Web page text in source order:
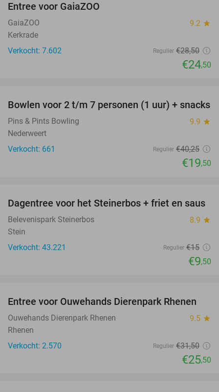
Entree voor GaiaZOO
GaiaZOO 9.2 star
Kerkrade
Verkocht: 7.602
Regulier €28,50
€24,50
52%
Bowlen voor 2 t/m 7 personen (1 uur) + snacks
Pins & Pints Bowling 9.9 star
Nederweert
Verkocht: 661
Regulier €40,25
€19,50
37%
Dagentree voor het Steinerbos + friet en saus
Belevenispark Steinerbos 8.9 star
Stein
Verkocht: 43.221
Regulier €15
€9,50
19%
Entree voor Ouwehands Dierenpark Rhenen
Ouwehands Dierenpark Rhenen 9.5 star
Rhenen
Verkocht: 2.570
Regulier €31,50
€25,50